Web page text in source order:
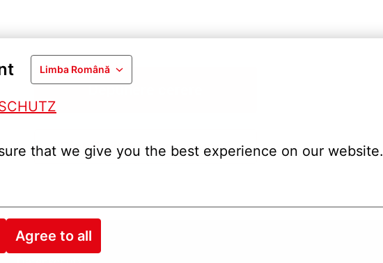
Limba Română
that we give you the best experience on our website.
Agree to all
Depunere cerere
Distribuiți locul de muncă